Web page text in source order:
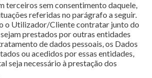
terceiros sem consentimento daquele,
referidas no parágrafo a seguir.
o Utilizador/Cliente contratar junto do
prestados por outras entidades
de dados pessoais, os Dados
ou acedidos por essas entidades,
seja necessário à prestação dos